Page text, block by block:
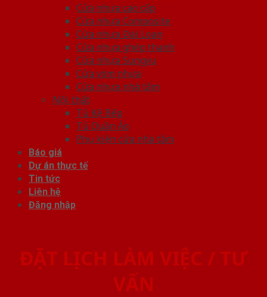
Cửa nhựa cao cấp
Cửa nhựa Composite
Cửa nhựa Đài Loan
Cửa nhựa ghép thanh
Cửa nhựa Sungyu
Cửa vòm nhựa
Cửa nhựa nhà tắm
Nội thất
Tủ Kệ Bếp
Tủ Quần Áo
Phụ kiện cửa nhà tắm
Báo giá
Dự án thực tế
Tin tức
Liên hệ
Đăng nhập
ĐẶT LỊCH LÀM VIỆC / TƯ
VẤN